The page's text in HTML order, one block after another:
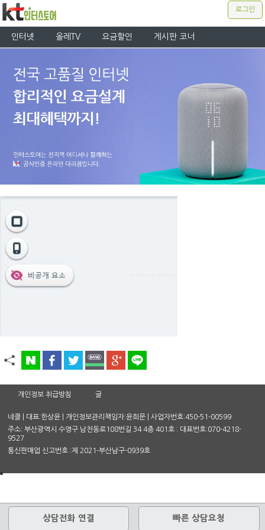
로그인
인터넷 올레TV 요금할인 게시판 코너
개인정보 취급방침 글
네클 | 대표:한상윤 | 개인정보관리책임자:윤희문 | 사업자번호:450-51-00599
주소: 부산광역시 수영구 남천동로108번길 34 4층 401호 : 대표번호:070-4218-
9527
통신판매업 신고번호 :제 2021-부산남구-0939호
상담전화 연결 빠른 상담요청